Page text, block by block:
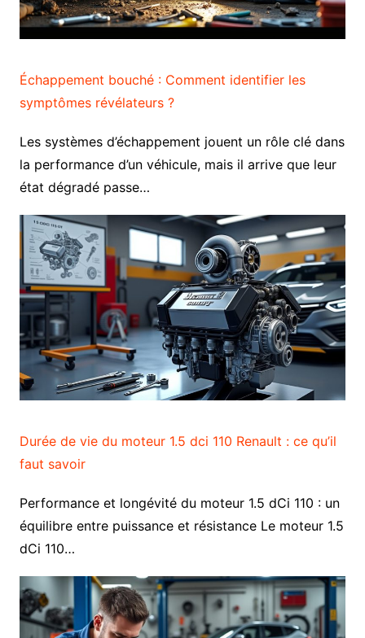
Échappement bouché : Comment identifier les
symptômes révélateurs ?
Les systèmes d’échappement jouent un rôle clé dans
la performance d’un véhicule, mais il arrive que leur
état dégradé passe…
Durée de vie du moteur 1.5 dci 110 Renault : ce qu’il
faut savoir
Performance et longévité du moteur 1.5 dCi 110 : un
équilibre entre puissance et résistance Le moteur 1.5
dCi 110…